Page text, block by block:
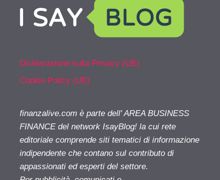
Dichiarazione sulla Privacy (UE)
Cookie Policy (UE)
finanzalive.com è parte dell' AREA BUSINESS
FINANCE del network IsayBlog! la cui rete
editoriale comprende siti tematici di informazione
indipendente che contano sul contributo di
appassionati ed esperti del settore.